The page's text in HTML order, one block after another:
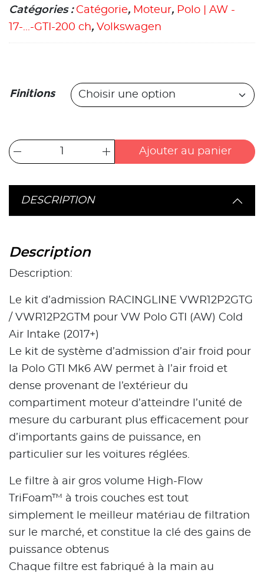
Catégories : Catégorie, Moteur, Polo | AW -
17-...-GTI-200 ch, Volkswagen
Finitions
Ajouter au panier
DESCRIPTION
Description
Description:
Le kit d’admission RACINGLINE VWR12P2GTG
/ VWR12P2GTM pour VW Polo GTI (AW) Cold
Air Intake (2017+)
Le kit de système d’admission d’air froid pour
la Polo GTI Mk6 AW permet à l’air froid et
dense provenant de l’extérieur du
compartiment moteur d’atteindre l’unité de
mesure du carburant plus efficacement pour
d’importants gains de puissance, en
particulier sur les voitures réglées.
Le filtre à air gros volume High-Flow
TriFoam™ à trois couches est tout
simplement le meilleur matériau de filtration
sur le marché, et constitue la clé des gains de
puissance obtenus
Chaque filtre est fabriqué à la main au